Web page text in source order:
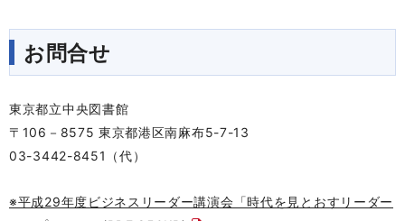
お問合せ
東京都立中央図書館
〒106－8575 東京都港区南麻布5-7-13
03-3442-8451（代）
※平成29年度ビジネスリーダー講演会「時代を見とおすリーダー